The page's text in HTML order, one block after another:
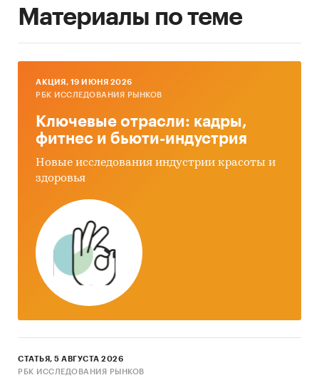
Материалы по теме
AКЦИЯ, 19 ИЮНЯ 2026
РБК ИССЛЕДОВАНИЯ РЫНКОВ
Ключевые отрасли: кадры,
фитнес и бьюти-индустрия
Новые исследования индустрии красоты и
здоровья
СТАТЬЯ, 5 АВГУСТА 2026
РБК ИССЛЕДОВАНИЯ РЫНКОВ